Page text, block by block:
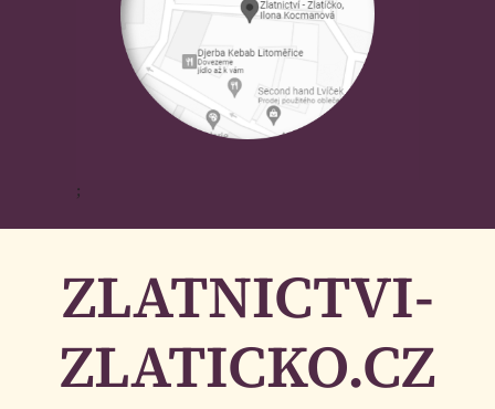
;
ZLATNICTVI-
ZLATICKO.CZ